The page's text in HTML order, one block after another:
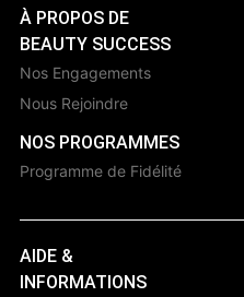
À PROPOS DE
BEAUTY SUCCESS
Nos Engagements
Nous Rejoindre
NOS PROGRAMMES
Programme de Fidélité
AIDE &
INFORMATIONS